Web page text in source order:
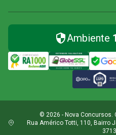
Ambiente
© 2026 - Nova Concursos.
Rua Américo Totti, 110, Bairro